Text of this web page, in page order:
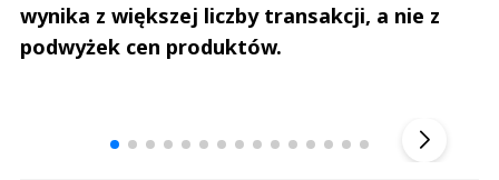
wynika z większej liczby transakcji, a nie z
podwyżek cen produktów.